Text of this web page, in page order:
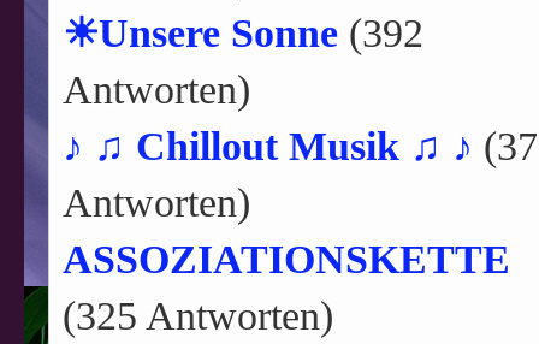
☀Unsere Sonne (392
Antworten)
♪ ♫ Chillout Musik ♫ ♪
Antworten)
ASSOZIATIONSKETTE
(325 Antworten)